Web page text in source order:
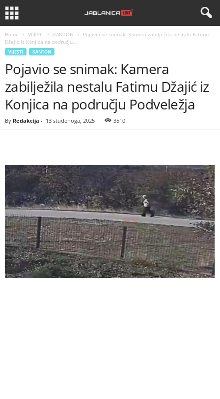
Home VIJESTI KANTON
Pojavio se snimak: Kamera zabilježila nestalu Fatimu
Džajić iz Konjica na području...
VIJESTI KANTON
Pojavio se snimak: Kamera
zabilježila nestalu Fatimu Džajić iz
Konjica na području Podveležja
By Redakcija - 13 studenoga, 2025 3510